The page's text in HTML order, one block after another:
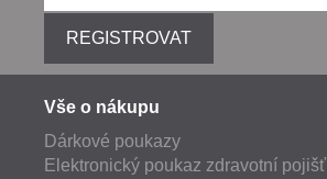
REGISTROVAT
Vše o nákupu
Dárkové poukazy
Elektronický poukaz zdravotní pojišť